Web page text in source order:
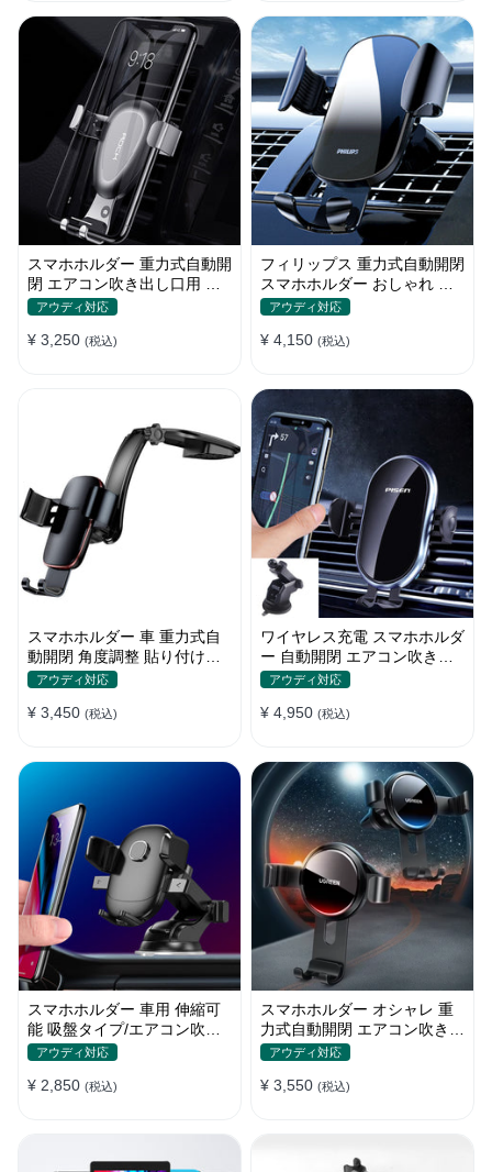
スマホホルダー 重力式自動開
閉 エアコン吹き出し口用 全
機種 360°回転 片手操作
アウディ対応
¥ 3,250 (税込)
フィリップス 重力式自動開閉
スマホホルダー おしゃれ エ
アコン吹き出し口 全機種 車
アウディ対応
¥ 4,150 (税込)
スマホホルダー 車 重力式自
動開閉 角度調整 貼り付けタ
イプ 片手操作 多機種対応
アウディ対応
¥ 3,450 (税込)
ワイヤレス充電 スマホホルダ
ー 自動開閉 エアコン吹き出
し口式 全機種 車
アウディ対応
¥ 4,950 (税込)
スマホホルダー 車用 伸縮可
能 吸盤タイプ/エアコン吹き
出し口 角度調整 片手操作 全
アウディ対応
¥ 2,850 (税込)
スマホホルダー オシャレ 重
力式自動開閉 エアコン吹き出
し口用 片手操作 全機種 車
アウディ対応
¥ 3,550 (税込)